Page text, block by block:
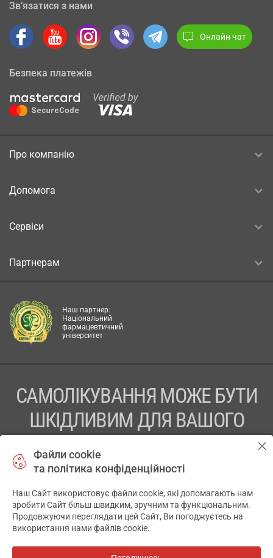
Зв’язатися з нами
Онлайн чат
Безпека платежів
Про компанію
Допомога
Сервіси
Партнерам
Наш партнер:
Національний
фармацевтичний
університет
САМОЛІКУВАННЯ МОЖЕ БУТИ
ШКІДЛИВИМ ДЛЯ ВАШОГО
ПЕРЕД ЗАСТОСУВАННЯМ ПРЕПАРАТУ ПРОКОНСУЛЬТУЙТЕСЬ
ТОВ «АПТЕКА 911.ЮА» Код ЄДРПОУ 43631965.
Відмова від відповідальності
Файли cookie
та політика конфіденційності
Наш Сайт використовує файли cookie, які допомагають нам
зробити Сайт більш швидким, зручним та функціональним.
Продовжуючи переглядати цей Сайт, Ви погоджуєтесь на
використання нами файлів cookie.
✕